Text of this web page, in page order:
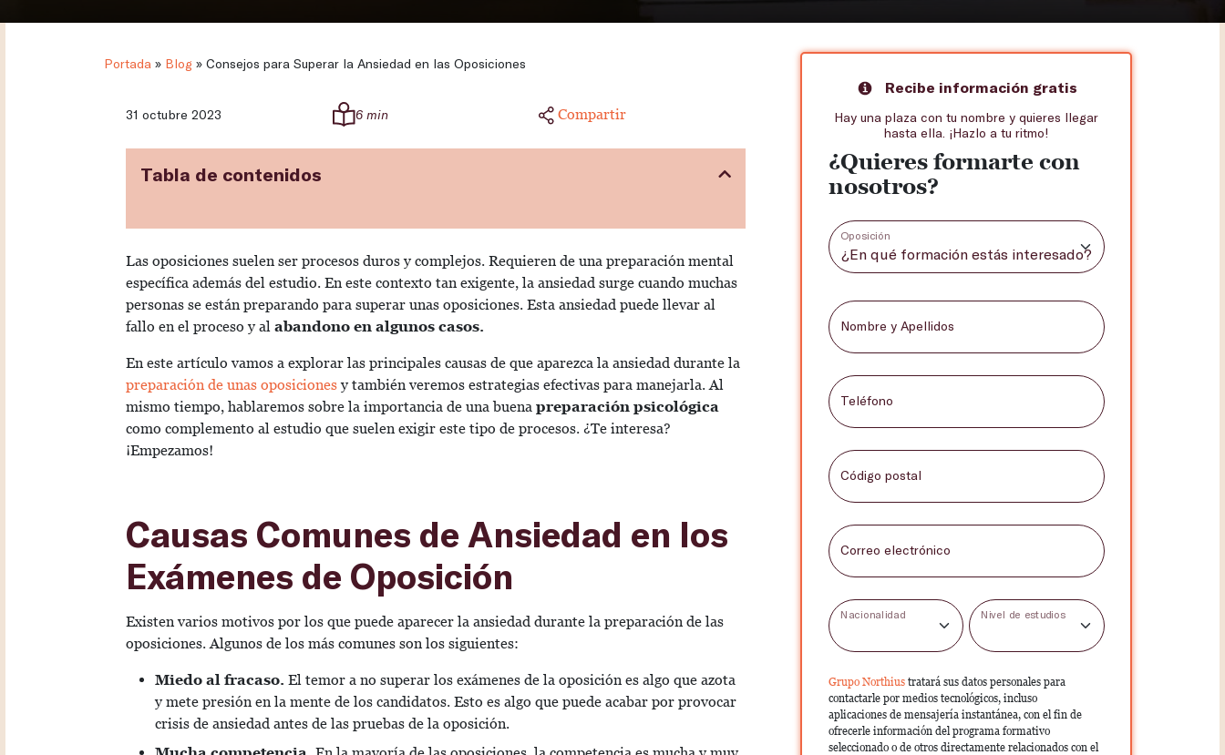
Portada » Blog » Consejos para Superar la Ansiedad en las Oposiciones
31 octubre 2023 6 min Compartir
Tabla de contenidos
Las oposiciones suelen ser procesos duros y complejos. Requieren de una preparación mental
específica además del estudio. En este contexto tan exigente, la ansiedad surge cuando muchas
personas se están preparando para superar unas oposiciones. Esta ansiedad puede llevar al
fallo en el proceso y al abandono en algunos casos.
En este artículo vamos a explorar las principales causas de que aparezca la ansiedad durante la
preparación de unas oposicionesy también veremos estrategias efectivas para manejarla. Al
mismo tiempo, hablaremos sobre la importancia de una buena preparación psicológica
como complemento al estudio que suelen exigir este tipo de procesos. ¿Te interesa?
¡Empezamos!
Causas Comunes de Ansiedad en los
Exámenes de Oposición
Existen varios motivos por los que puede aparecer la ansiedad durante la preparación de las
oposiciones. Algunos de los más comunes son los siguientes:
Miedo al fracaso. El temor a no superar los exámenes de la oposición es algo que azota
y mete presión en la mente de los candidatos. Esto es algo que puede acabar por provocar
crisis de ansiedad antes de las pruebas de la oposición.
Recibe información gratis
Hay una plaza con tu nombre y quieres llegar
hasta ella. ¡Hazlo a tu ritmo!
¿Quieres formarte con
nosotros?
Oposición
Nombre y Apellidos
Teléfono
Código postal
Correo electrónico
Nacionalidad Nivel de estudios
Grupo Northius tratará sus datos personales para
contactarle por medios tecnológicos, incluso
aplicaciones de mensajería instantánea, con el fin de
ofrecerle información del programa formativo
seleccionado o de otros directamente relacionados con el